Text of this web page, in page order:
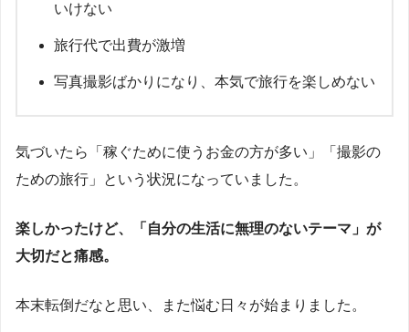
いけない
旅行代で出費が激増
写真撮影ばかりになり、本気で旅行を楽しめない
気づいたら「稼ぐために使うお金の方が多い」「撮影の
ための旅行」という状況になっていました。
楽しかったけど、「自分の生活に無理のないテーマ」が
大切だと痛感。
本末転倒だなと思い、また悩む日々が始まりました。